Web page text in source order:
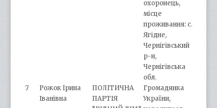
охоронець,
місце
проживання: с.
Ягідне,
Чернігівський
р-н,
Чернігівська
обл.
7
Рожок Ірина
Іванівна
ПОЛІТИЧНА
ПАРТІЯ
Громадянка
України,